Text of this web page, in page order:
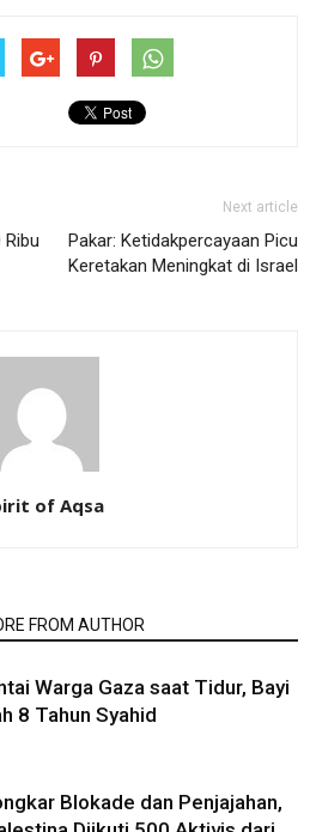
Next article
Pakar: Ketidakpercayaan Picu
Keretakan Meningkat di Israel
of Aqsa
FROM AUTHOR
Warga Gaza saat Tidur, Bayi
8 Tahun Syahid
Blokade dan Penjajahan,